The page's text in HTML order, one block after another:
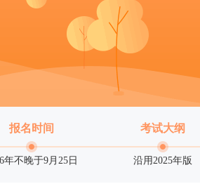
报名时间
年不晚于9月25日
考试大纲
沿用2025年版